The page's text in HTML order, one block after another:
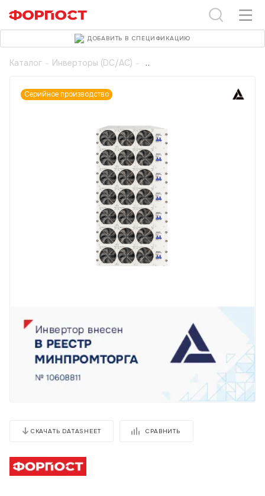
Каталог - Инверторы (DC/AC) -
Серийное производство
СКАЧАТЬ DATASHEET СРАВНИТЬ
ДОБАВИТЬ В СПЕЦИФИКАЦИЮ